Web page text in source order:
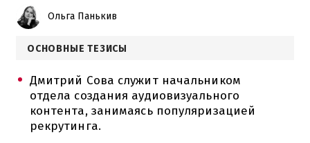
Ольга Панькив
ОСНОВНЫЕ ТЕЗИСЫ
Дмитрий Сова служит начальником
отдела создания аудиовизуального
контента, занимаясь популяризацией
рекрутинга.